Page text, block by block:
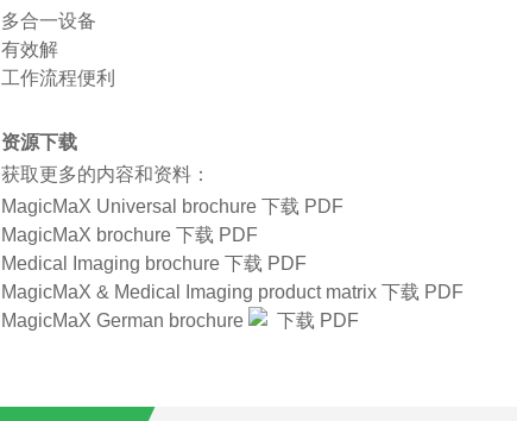
多合一设备
有效解
工作流程便利
资源下载
获取更多的内容和资料：
MagicMaX Universal brochure 下载 PDF
MagicMaX brochure 下载 PDF
Medical Imaging brochure 下载 PDF
MagicMaX & Medical Imaging product matrix 下载 PDF
MagicMaX German brochure
下载 PDF